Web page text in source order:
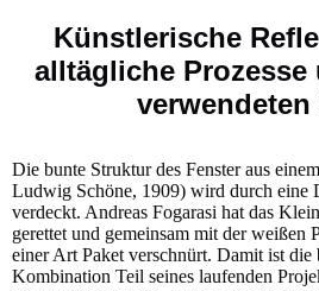
Künstlerische
alltägliche Prozesse
verwendeten
Die bunte Struktur des Fenster aus
Ludwig Schöne, 1909) wird durch eine
verdeckt. Andreas Fogarasi hat das
gerettet und gemeinsam mit der weißen
einer Art Paket verschnürt. Damit ist die
Kombination Teil seines laufenden